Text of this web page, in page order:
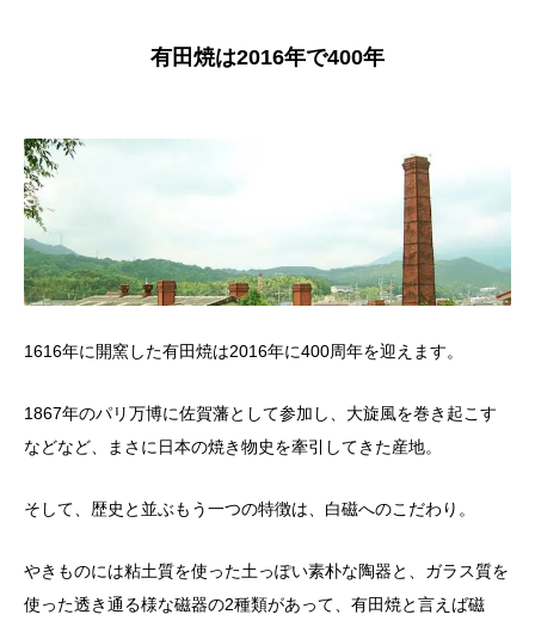
有田焼は2016年で400年
1616年に開窯した有田焼は2016年に400周年を迎えます。
1867年のパリ万博に佐賀藩として参加し、大旋風を巻き起こす
などなど、まさに日本の焼き物史を牽引してきた産地。
そして、歴史と並ぶもう一つの特徴は、白磁へのこだわり。
やきものには粘土質を使った土っぽい素朴な陶器と、ガラス質を
使った透き通る様な磁器の2種類があって、有田焼と言えば磁